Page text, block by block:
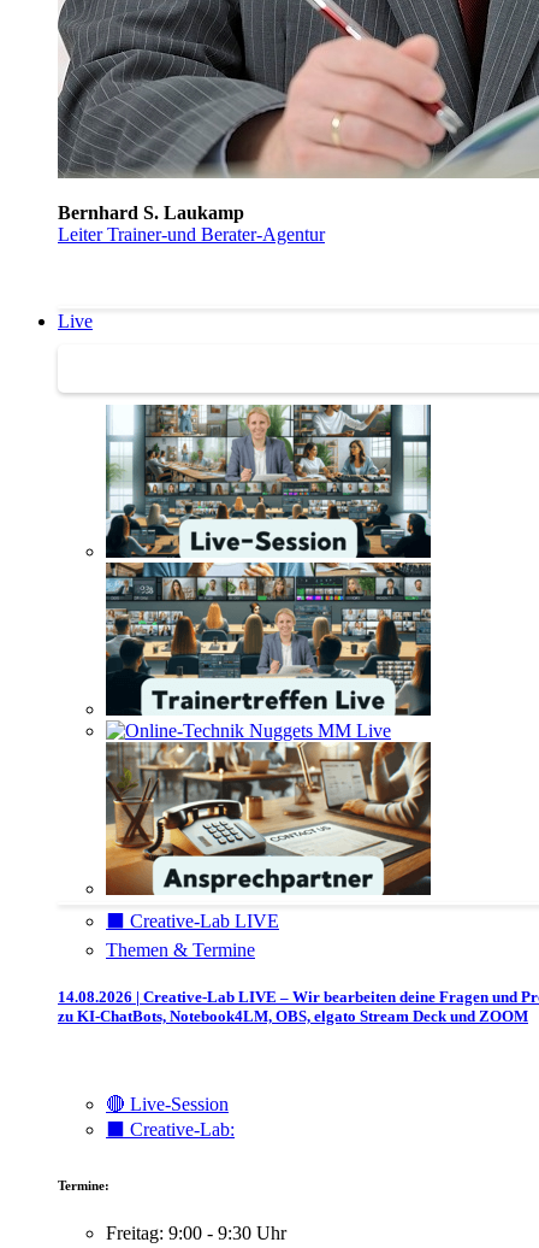
Bernhard S. Laukamp
Leiter Trainer-und Berater-Agentur
Live
⬛️ Creative-Lab LIVE
Themen & Termine
14.08.2026 | Creative-Lab LIVE – Wir bearbeiten deine Fragen und
zu KI-ChatBots, Notebook4LM, OBS, elgato Stream Deck und ZOOM
🔴 Live-Session
⬛️ Creative-Lab:
Termine:
Freitag: 9:00 - 9:30 Uhr